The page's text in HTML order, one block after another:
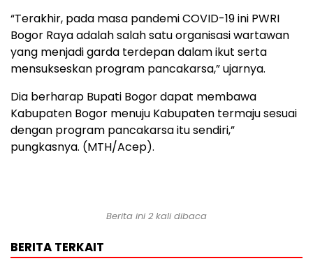
“Terakhir, pada masa pandemi COVID-19 ini PWRI
Bogor Raya adalah salah satu organisasi wartawan
yang menjadi garda terdepan dalam ikut serta
mensukseskan program pancakarsa,” ujarnya.
Dia berharap Bupati Bogor dapat membawa
Kabupaten Bogor menuju Kabupaten termaju sesuai
dengan program pancakarsa itu sendiri,”
pungkasnya. (MTH/Acep).
Berita ini 2 kali dibaca
BERITA TERKAIT